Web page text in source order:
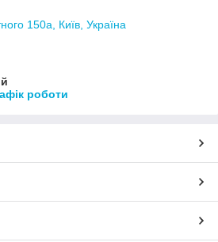
150а, Київ, Україна
роботи